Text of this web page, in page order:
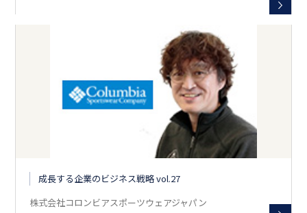
成長する企業のビジネス戦略 vol.27
株式会社コロンビアスポーツウェアジャパン